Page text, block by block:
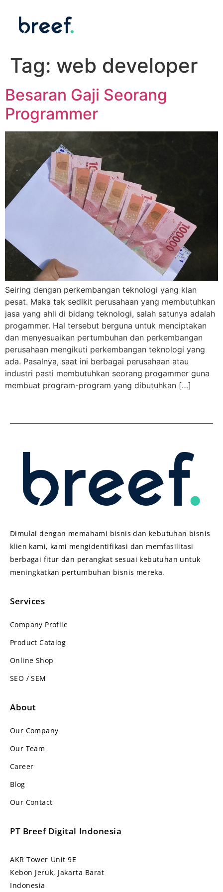
Tag: web developer
Besaran Gaji Seorang
Programmer
Seiring dengan perkembangan teknologi yang kian
pesat. Maka tak sedikit perusahaan yang membutuhkan
jasa yang ahli di bidang teknologi, salah satunya adalah
progammer. Hal tersebut berguna untuk menciptakan
dan menyesuaikan pertumbuhan dan perkembangan
perusahaan mengikuti perkembangan teknologi yang
ada. Pasalnya, saat ini berbagai perusahaan atau
industri pasti membutuhkan seorang progammer guna
membuat program-program yang dibutuhkan […]
Dimulai dengan memahami bisnis dan kebutuhan bisnis
klien kami, kami mengidentifikasi dan memfasilitasi
berbagai fitur dan perangkat sesuai kebutuhan untuk
meningkatkan pertumbuhan bisnis mereka.
Services
Company Profile
Product Catalog
Online Shop
SEO / SEM
About
Our Company
Our Team
Career
Blog
Our Contact
PT Breef Digital Indonesia
AKR Tower Unit 9E
Kebon Jeruk, Jakarta Barat
Indonesia